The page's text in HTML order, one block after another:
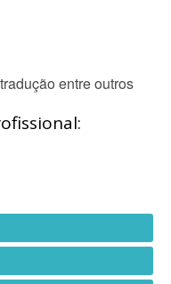
entre outros